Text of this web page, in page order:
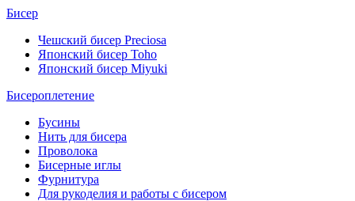
Бисер
Чешский бисер Preciosa
Японский бисер Toho
Японский бисер Miyuki
Бисероплетение
Бусины
Нить для бисера
Проволока
Бисерные иглы
Фурнитура
Для рукоделия и работы с бисером